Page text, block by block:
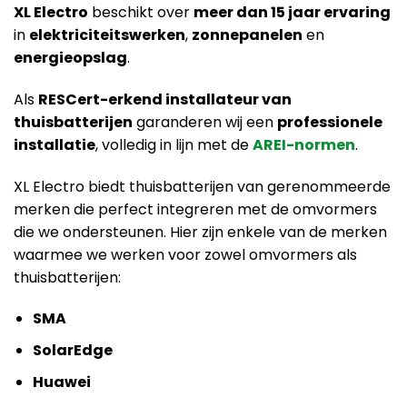
XL Electro beschikt over meer dan 15 jaar ervaring
in elektriciteitswerken, zonnepanelen en
energieopslag.
Als RESCert-erkend installateur van
thuisbatterijen garanderen wij een professionele
installatie, volledig in lijn met deAREI-normen.
XL Electro biedt thuisbatterijen van gerenommeerde
merken die perfect integreren met de omvormers
die we ondersteunen. Hier zijn enkele van de merken
waarmee we werken voor zowel omvormers als
thuisbatterijen:
SMA
SolarEdge
Huawei